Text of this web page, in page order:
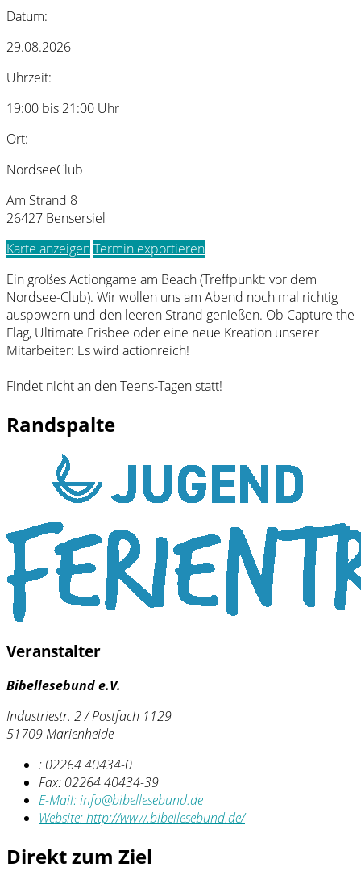
Datum:
29.08.2026
Uhrzeit:
19:00 bis 21:00 Uhr
Ort:
NordseeClub
Am Strand 8
26427 Bensersiel
Karte anzeigenTermin exportieren
Ein großes Actiongame am Beach (Treffpunkt: vor dem
Nordsee-Club). Wir wollen uns am Abend noch mal richtig
auspowern und den leeren Strand genießen. Ob Capture the
Flag, Ultimate Frisbee oder eine neue Kreation unserer
Mitarbeiter: Es wird actionreich!
Findet nicht an den Teens-Tagen statt!
Randspalte
Veranstalter
Bibellesebund e.V.
Industriestr. 2 / Postfach 1129
51709 Marienheide
: 02264 40434-0
Fax: 02264 40434-39
E-Mail:info@bibellesebund.de
Website:http://www.bibellesebund.de/
Direkt zum Ziel